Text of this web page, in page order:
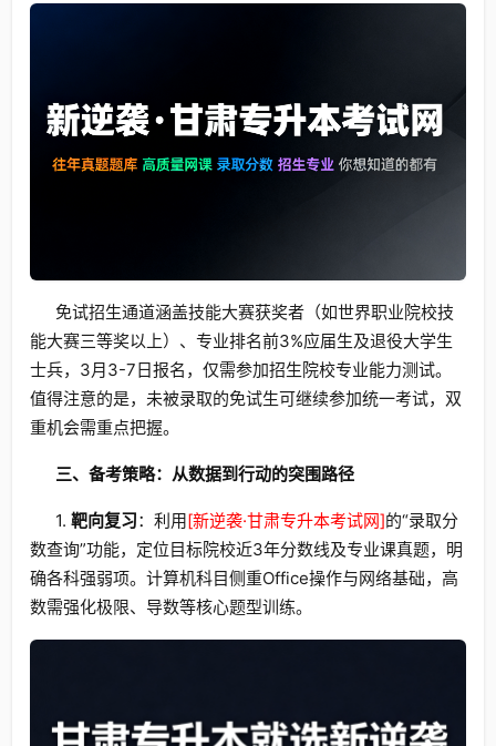
免试招生通道涵盖技能大赛获奖者（如世界职业院校技
能大赛三等奖以上）、专业排名前3%应届生及退役大学生
士兵，3月3-7日报名，仅需参加招生院校专业能力测试。
值得注意的是，未被录取的免试生可继续参加统一考试，双
重机会需重点把握。
三、备考策略：从数据到行动的突围路径
1. 靶向复习：利用[新逆袭·甘肃专升本考试网]的“录取分
数查询”功能，定位目标院校近3年分数线及专业课真题，明
确各科强弱项。计算机科目侧重Office操作与网络基础，高
数需强化极限、导数等核心题型训练。